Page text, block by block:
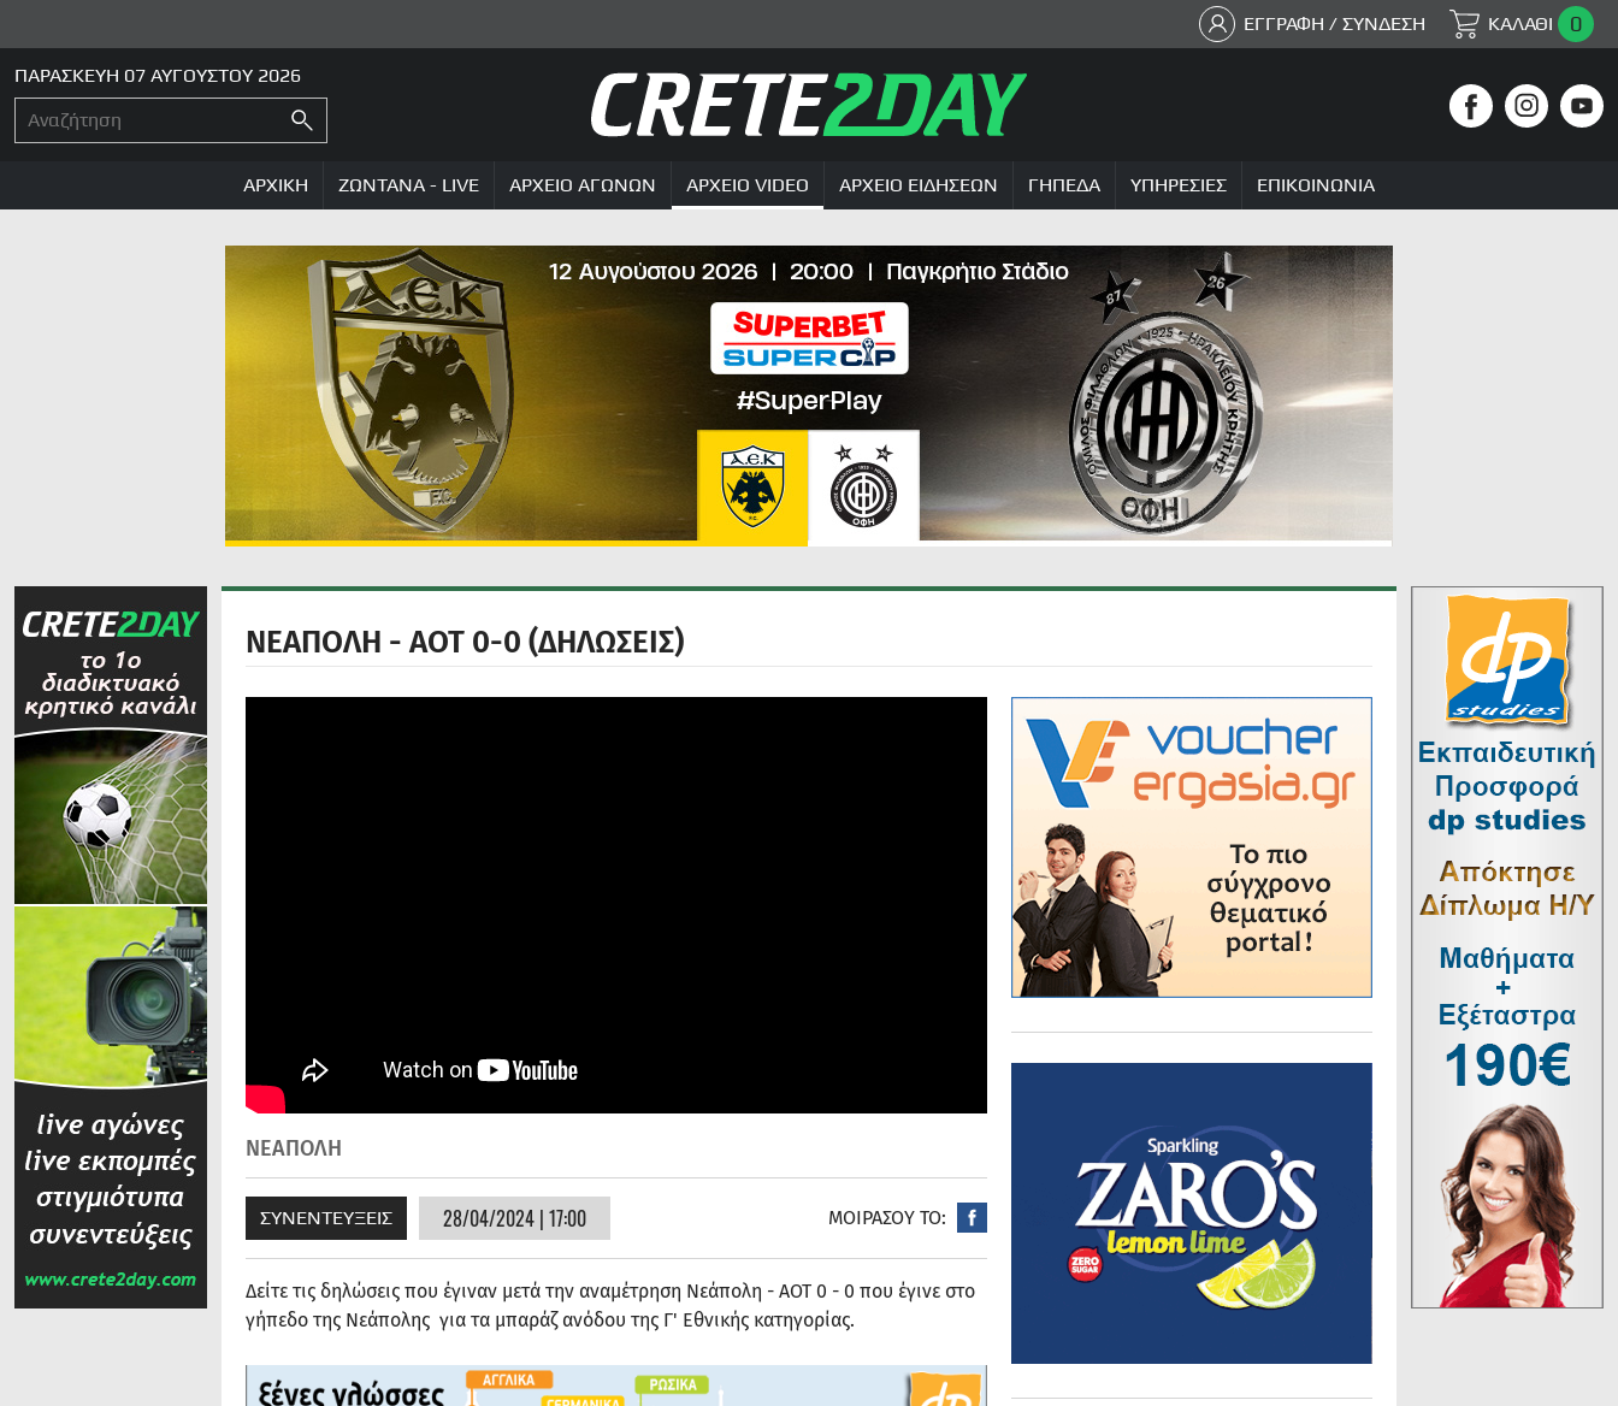
ΕΓΓΡΑΦΗ / ΣΥΝΔΕΣΗ ΚΑΛΑΘΙ 0
ΠΑΡΑΣΚΕΥΗ 07 ΑΥΓΟΥΣΤΟΥ 2026
ΑΡΧΙΚΗ ΖΩΝΤΑΝΑ - LIVE ΑΡΧΕΙΟ ΑΓΩΝΩΝ ΑΡΧΕΙΟ VIDEO ΑΡΧΕΙΟ ΕΙΔΗΣΕΩΝ ΓΗΠΕΔΑ ΥΠΗΡΕΣΙΕΣ ΕΠΙΚΟΙΝΩΝΙΑ
ΝΕΑΠΟΛΗ - ΑΟΤ 0-0 (ΔΗΛΩΣΕΙΣ)
ΝΕΑΠΟΛΗ
ΣΥΝΕΝΤΕΥΞΕΙΣ 28/04/2024 | 17:00 ΜΟΙΡΑΣΟΥ ΤΟ:
Δείτε τις δηλώσεις που έγιναν μετά την αναμέτρηση Νεάπολη - ΑΟΤ 0 - 0 που έγινε στο
γήπεδο της Νεάπολης για τα μπαράζ ανόδου της Γ' Εθνικής κατηγορίας.